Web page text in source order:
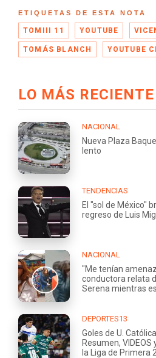
ETIQUETAS DE ESTA NOTA
TOMIII 11 YOUTUBE
TOMÁS BLANCH YOUTUBE
LO MÁS RECIENTE
NACIONAL
Nueva Plaza
lento
TENDENCIAS
El "sol de México"
regreso de Luis
NACIONAL
"Me tenían
conductora relata
Serena mientras
DEPORTES13
Goles de U.
Resumen,
la Liga de Primera